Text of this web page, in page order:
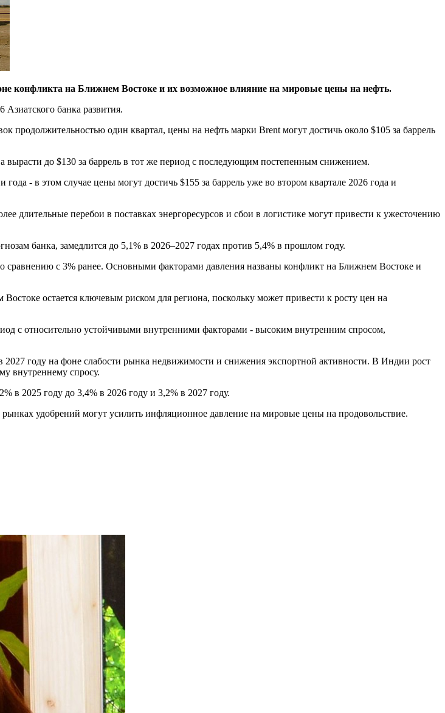
конфликта на Ближнем Востоке и их возможное влияние на мировые цены на нефть.
Азиатского банка развития.
продолжительностью один квартал, цены на нефть марки Brent могут достичь около $105 за баррель
вырасти до $130 за баррель в тот же период с последующим постепенным снижением.
- в этом случае цены могут достичь $155 за баррель уже во втором квартале 2026 года и
длительные перебои в поставках энергоресурсов и сбои в логистике могут привести к ужесточению
банка, замедлится до 5,1% в 2026–2027 годах против 5,4% в прошлом году.
сравнению с 3% ранее. Основными факторами давления названы конфликт на Ближнем Востоке и
остается ключевым риском для региона, поскольку может привести к росту цен на
с относительно устойчивыми внутренними факторами - высоким внутренним спросом,
2027 году на фоне слабости рынка недвижимости и снижения экспортной активности. В Индии рост
внутреннему спросу.
в 2025 году до 3,4% в 2026 году и 3,2% в 2027 году.
удобрений могут усилить инфляционное давление на мировые цены на продовольствие.